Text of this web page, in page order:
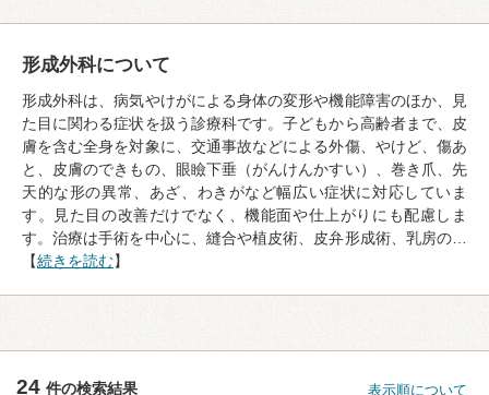
形成外科について
形成外科は、病気やけがによる身体の変形や機能障害のほか、見
た目に関わる症状を扱う診療科です。子どもから高齢者まで、皮
膚を含む全身を対象に、交通事故などによる外傷、やけど、傷あ
と、皮膚のできもの、眼瞼下垂（がんけんかすい）、巻き爪、先
天的な形の異常、あざ、わきがなど幅広い症状に対応していま
す。見た目の改善だけでなく、機能面や仕上がりにも配慮しま
す。治療は手術を中心に、縫合や植皮術、皮弁形成術、乳房の…
【続きを読む】
24 件の検索結果 表示順について